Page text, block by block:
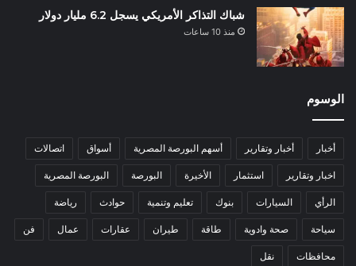
شباك التذاكر الأمريكي يسجل 6.2 مليار دولار
منذ 10 ساعات
الوسوم
أخبار أخبار وتقارير أسهم البورصة المصرية أسواق اتصالات
اخبار وتقارير استثمار الأخيرة البورصة البورصة المصرية
الرأي السيارات بنوك تعليم وتنمية حوادث رياضة
سياحة صحة وادوية طاقة طيران عقارات عمال فن
محافظات نقل